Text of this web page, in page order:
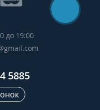
до 19:00
5885